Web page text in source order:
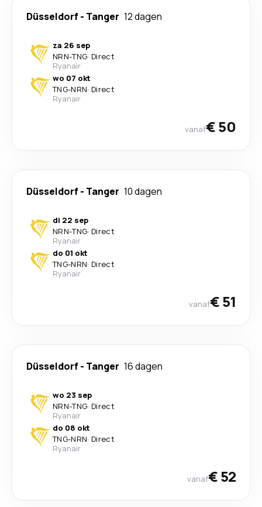
Düsseldorf - Tanger 12 dagen
za 26 sep
NRN-TNG· Direct
Ryanair
wo 07 okt
TNG-NRN· Direct
Ryanair
vanaf€ 50
Düsseldorf - Tanger 10 dagen
di 22 sep
NRN-TNG· Direct
Ryanair
do 01 okt
TNG-NRN· Direct
Ryanair
vanaf€ 51
Düsseldorf - Tanger 16 dagen
wo 23 sep
NRN-TNG· Direct
Ryanair
do 08 okt
TNG-NRN· Direct
Ryanair
vanaf€ 52